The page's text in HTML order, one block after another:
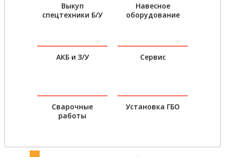
Выкуп
спецтехники Б/У
Навесное
оборудование
АКБ и З/У Сервис
Сварочные
работы
Установка ГБО